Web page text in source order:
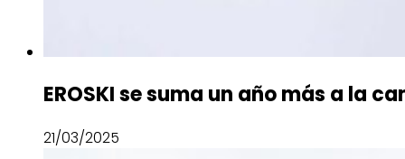
EROSKI se suma un año más a la
21/03/2025